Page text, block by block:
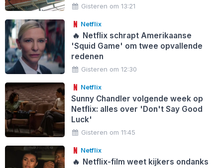
Gisteren om 13:21
Netflix
🔥 Netflix schrapt Amerikaanse
'Squid Game' om twee opvallende
redenen
Gisteren om 12:30
Netflix
Sunny Chandler volgende week op
Netflix: alles over 'Don't Say Good
Luck'
Gisteren om 11:45
Netflix
🔥 Netflix-film weet kijkers ondanks